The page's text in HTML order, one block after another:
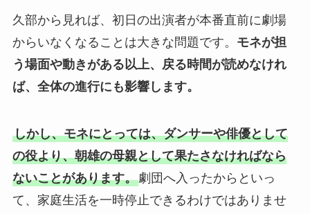
久部から見れば、初日の出演者が本番直前に劇場
からいなくなることは大きな問題です。 モネが担
う場面や動きがある以上、戻る時間が読めなけれ
ば、全体の進行にも影響します。
しかし、モネにとっては、ダンサーや俳優として
の役より、朝雄の母親として果たさなければなら
ないことがあります。劇団へ入ったからといっ
て、家庭生活を一時停止できるわけではありませ